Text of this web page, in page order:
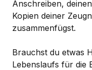
Anschreiben,
Kopien deiner
zusammenfügst.
Brauchst du etwas
Lebenslaufs für die